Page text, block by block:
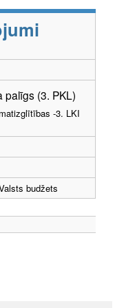
palīgs (3. PKL)
-3. LKI
budžets